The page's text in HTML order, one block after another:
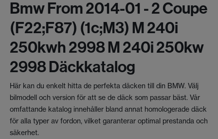
Bmw From 2014-01 - 2 Coupe
(f22;f87) (1c;m3) M 240i
250kwh 2998 M 240i 250kw
2998 Däckkatalog
Här kan du enkelt hitta de perfekta däcken till din BMW. Välj
bilmodell och version för att se de däck som passar bäst. Vår
omfattande katalog innehåller bland annat homologerade däck
för alla typer av fordon, vilket garanterar optimal prestanda och
säkerhet.